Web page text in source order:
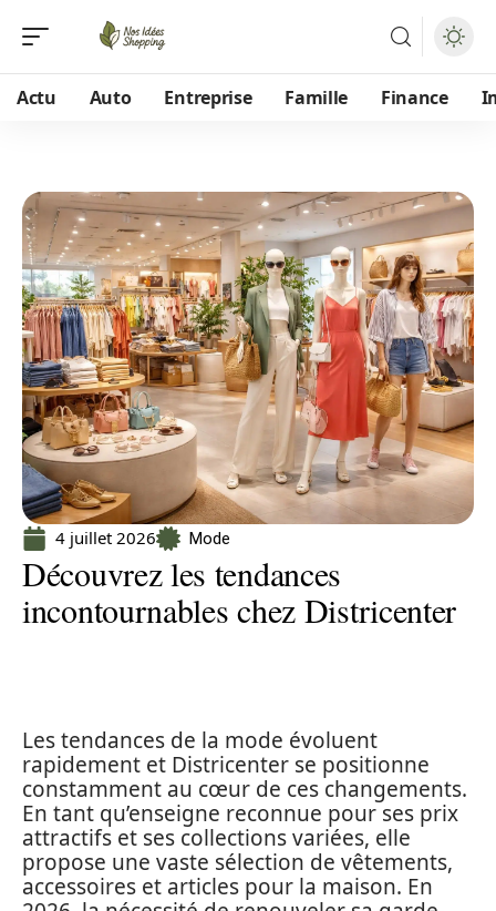
Actu Auto Entreprise Famille Finance
4 juillet 2026 Mode
Découvrez les tendances
incontournables chez Districenter
Les tendances de la mode évoluent
rapidement et Districenter se positionne
constamment au cœur de ces changements.
En tant qu’enseigne reconnue pour ses prix
attractifs et ses collections variées, elle
propose une vaste sélection de vêtements,
accessoires et articles pour la maison. En